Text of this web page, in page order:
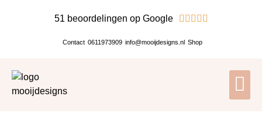
51 beoordelingen op Google     
Contact 0611973909 info@mooijdesigns.nl Shop